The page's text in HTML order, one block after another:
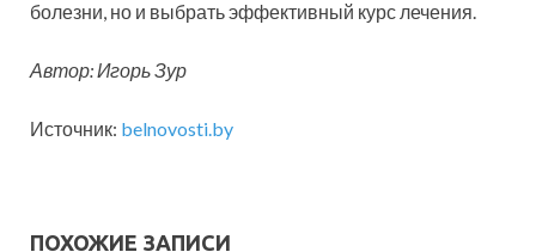
болезни, но и выбрать эффективный курс лечения.
Автор: Игорь Зур
Источник: belnovosti.by
ПОХОЖИЕ ЗАПИСИ